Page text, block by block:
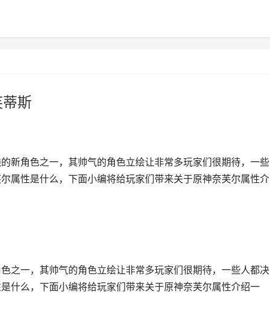
斯
新角色之一，其帅气的角色立绘让非常多玩家们很期待，一些
属性是什么，下面小编将给玩家们带来关于原神奈芙尔属性介
之一，其帅气的角色立绘让非常多玩家们很期待，一些人都决
什么，下面小编将给玩家们带来关于原神奈芙尔属性介绍一